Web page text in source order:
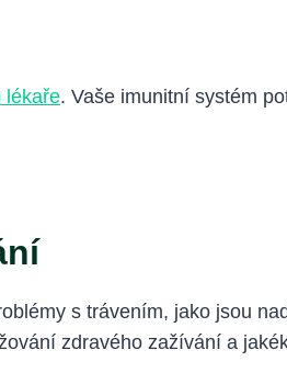
lékaře. Vaše imunitní systém
s trávením, jako jsou
zdravého zažívání a